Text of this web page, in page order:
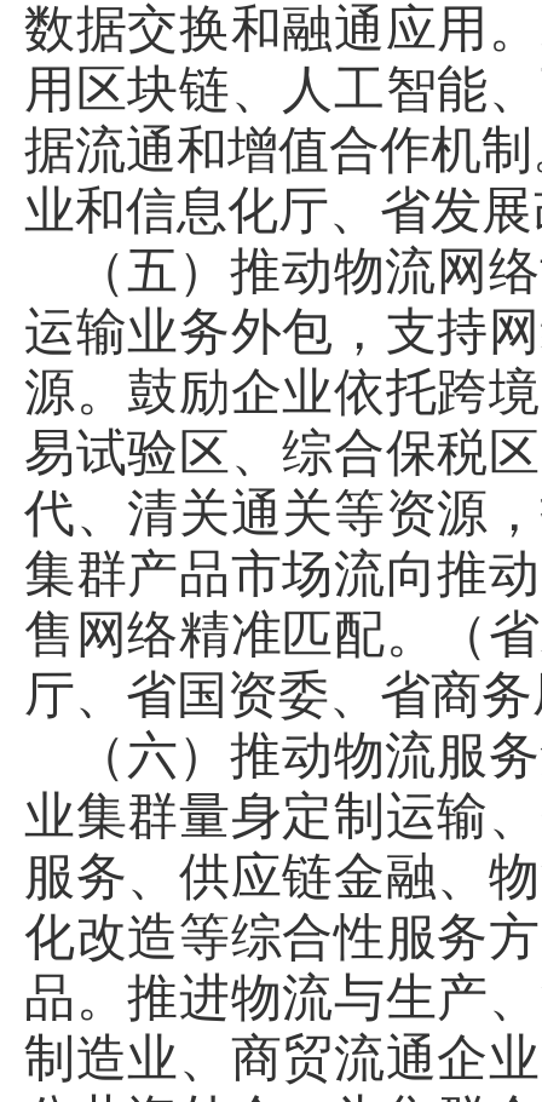
数据交换和融通应用
用区块链、人工智能
据流通和增值合作机
业和信息化厅、省发
（五）推动物流网
运输业务外包，支持
源。鼓励企业依托跨
易试验区、综合保税
代、清关通关等资源
集群产品市场流向推
售网络精准匹配。（
厅、省国资委、省商
（六）推动物流服
业集群量身定制运输
服务、供应链金融、
化改造等综合性服务
品。推进物流与生产
制造业、商贸流通企